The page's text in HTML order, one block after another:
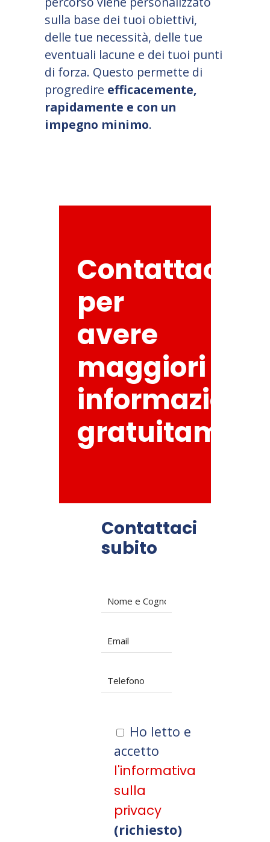
sulla base dei tuoi obiettivi,
delle tue necessità, delle tue
eventuali lacune e dei tuoi punti
di forza. Questo permette di
progredire efficacemente,
rapidamente e con un
impegno minimo.
Contattaci
per
avere
maggiori
informazioni,
Contattaci
subito
Ho letto e
accetto
l'informativa
sulla
privacy
(richiesto)